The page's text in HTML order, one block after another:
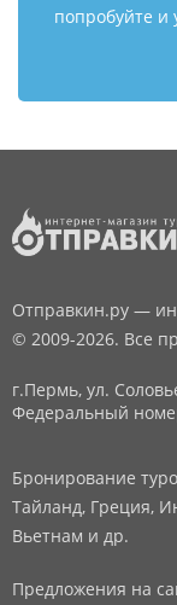
попробуйте и
Отправкин.ру —
© 2009-2026. Все
г.Пермь, ул.
Федеральный
Бронирование
Тайланд, Греция,
Вьетнам и др.
Предложения на